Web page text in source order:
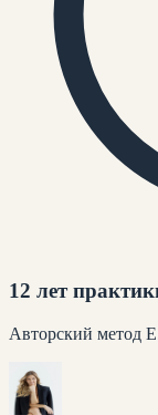
12 лет
Авторский метод